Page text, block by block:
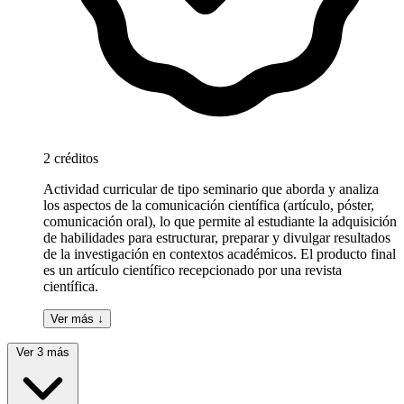
2 créditos
Actividad curricular de tipo seminario que aborda y analiza
los aspectos de la comunicación científica (artículo, póster,
comunicación oral), lo que permite al estudiante la adquisición
de habilidades para estructurar, preparar y divulgar resultados
de la investigación en contextos académicos. El producto final
es un artículo científico recepcionado por una revista
científica.
Ver más ↓
Ver 3 más